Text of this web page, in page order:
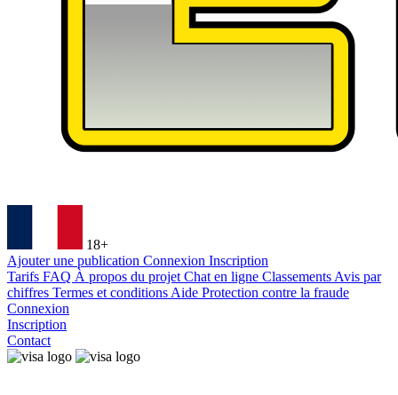
18+
Ajouter une publication Connexion Inscription
Tarifs FAQ À propos du projet Chat en ligne Classements Avis par
chiffres Termes et conditions Aide Protection contre la fraude
Connexion
Inscription
Contact